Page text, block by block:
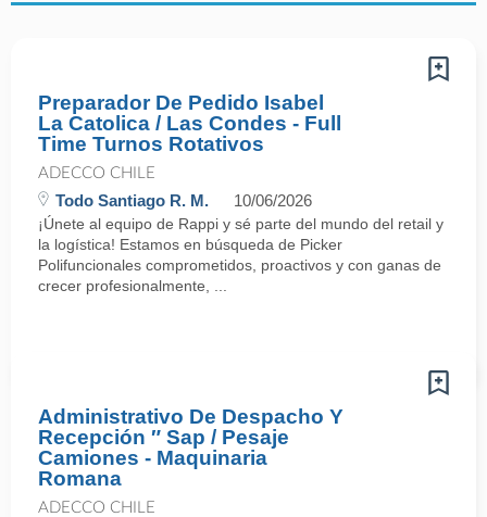
Preparador De Pedido Isabel
La Catolica / Las Condes - Full
Time Turnos Rotativos
ADECCO CHILE
Todo Santiago R. M. 10/06/2026
¡Únete al equipo de Rappi y sé parte del mundo del retail y
la logística! Estamos en búsqueda de Picker
Polifuncionales comprometidos, proactivos y con ganas de
crecer profesionalmente, ...
Administrativo De Despacho Y
Recepción ″ Sap / Pesaje
Camiones - Maquinaria
Romana
ADECCO CHILE